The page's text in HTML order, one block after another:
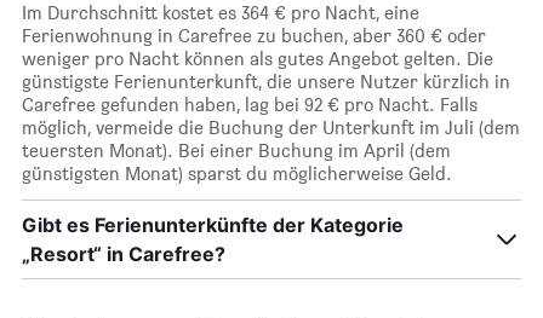
Im Durchschnitt kostet es 364 € pro Nacht, eine
Ferienwohnung in Carefree zu buchen, aber 360 € oder
weniger pro Nacht können als gutes Angebot gelten. Die
günstigste Ferienunterkunft, die unsere Nutzer kürzlich in
Carefree gefunden haben, lag bei 92 € pro Nacht. Falls
möglich, vermeide die Buchung der Unterkunft im Juli (dem
teuersten Monat). Bei einer Buchung im April (dem
günstigsten Monat) sparst du möglicherweise Geld.
Gibt es Ferienunterkünfte der Kategorie
„Resort“ in Carefree?